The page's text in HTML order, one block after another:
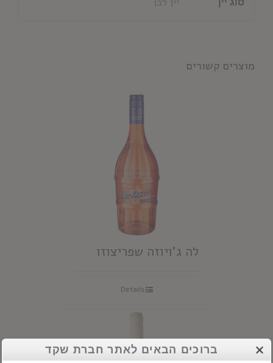
מוצרים קשורים
לה ג'ויוזה שפריצוזו
Details
ברוכים הבאים לאתר חברת שקד